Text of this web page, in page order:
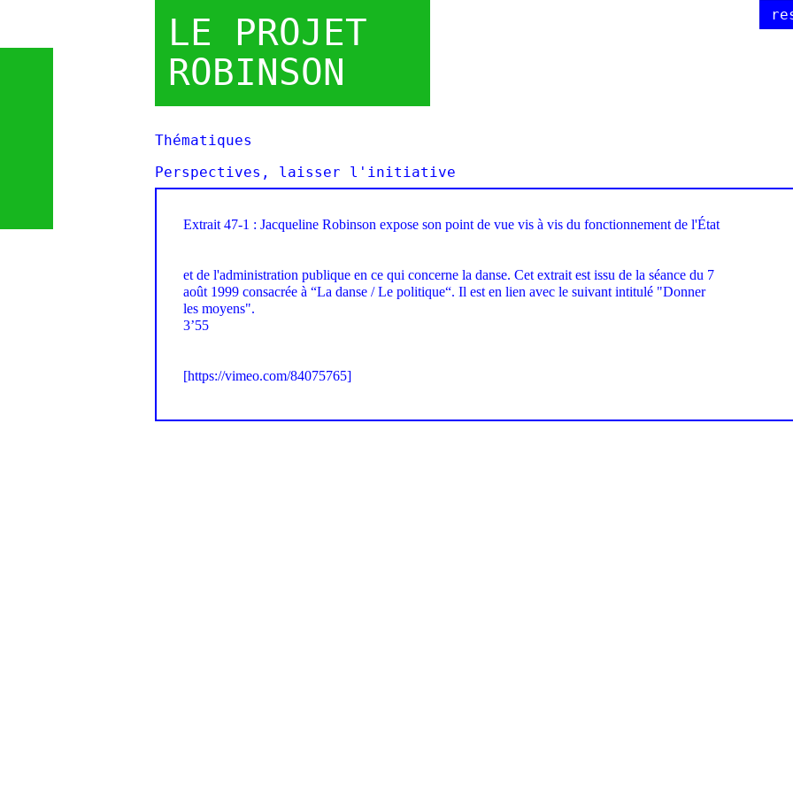
LE PROJET
ROBINSON
Thématiques
Perspectives, laisser l'initiative
Extrait 47-1 : Jacqueline Robinson expose son point de vue vis à vis du fonctionnement de l'État
et de l'administration publique en ce qui concerne la danse. Cet extrait est issu de la séance du 7
août 1999 consacrée à “La danse / Le politique“. Il est en lien avec le suivant intitulé "Donner
les moyens".
3’55
[https://vimeo.com/84075765]